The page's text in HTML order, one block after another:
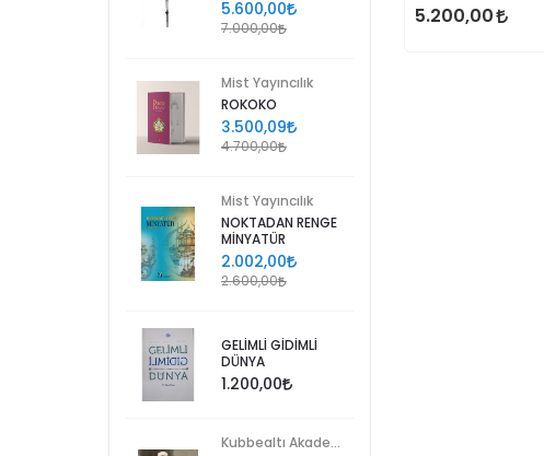
5.200,00
5.600,00
7.000,00
Mist Yayıncılık
ROKOKO
3.500,09
4.700,00
Mist Yayıncılık
NOKTADAN RENGE
MİNYATÜR
2.002,00
2.600,00
GELİMLİ GİDİMLİ
DÜNYA
1.200,00